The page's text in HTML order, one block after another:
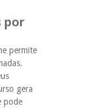
por
permite
gera
pode